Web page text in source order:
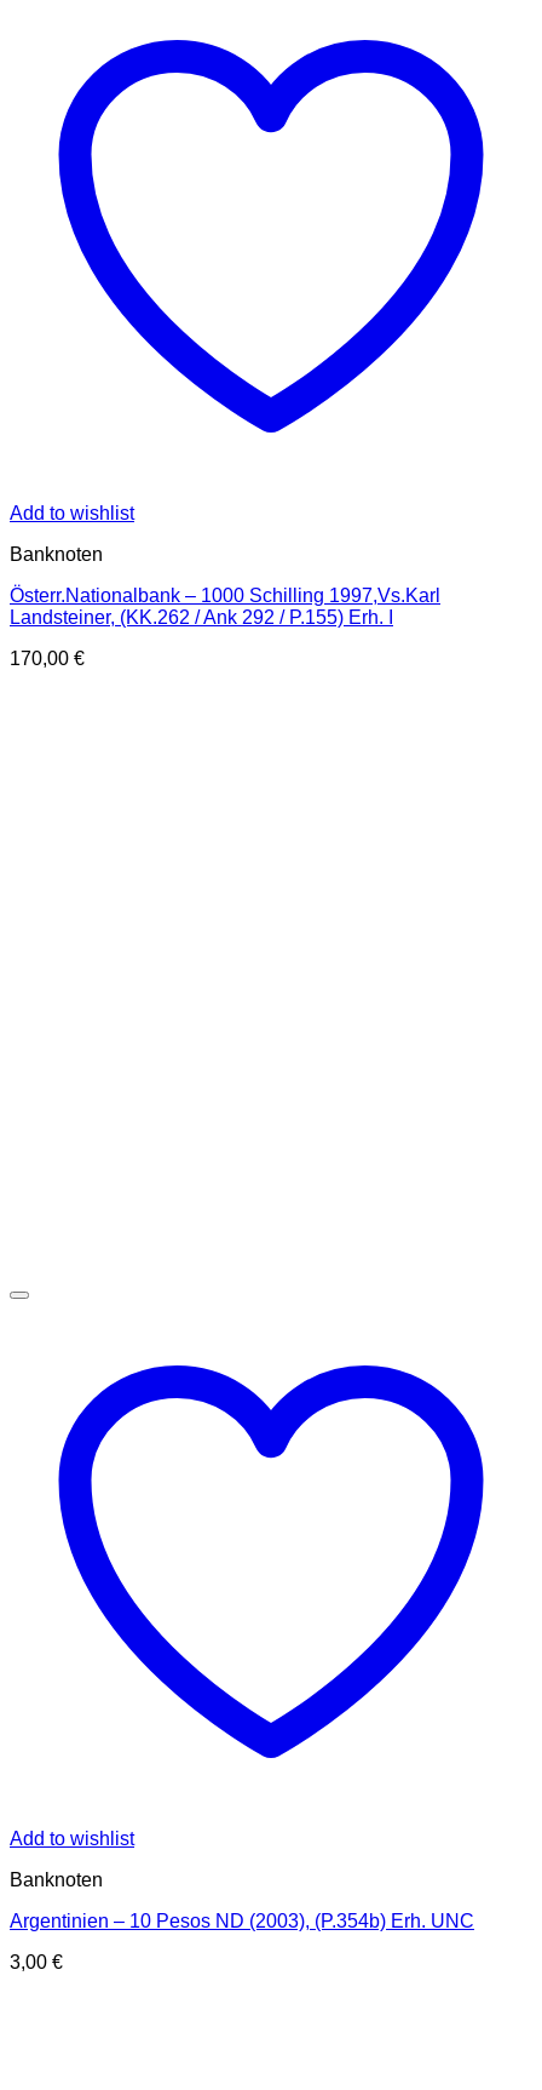
Add to wishlist
Banknoten
Österr.Nationalbank – 1000 Schilling 1997,Vs.Karl
Landsteiner, (KK.262 / Ank 292 / P.155) Erh. I
170,00 €
Add to wishlist
Banknoten
Argentinien – 10 Pesos ND (2003), (P.354b) Erh. UNC
3,00 €